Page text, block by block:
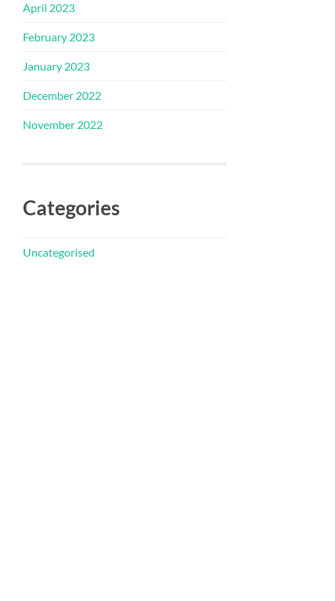
April 2023
February 2023
January 2023
December 2022
November 2022
Categories
Uncategorised